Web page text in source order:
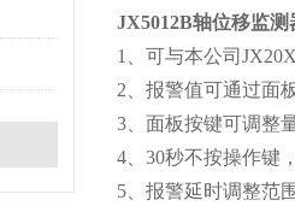
JX5012B轴位移监测
1、可与本公司
2、报警值可通过面
3、面板按键可调整
4、30秒不按操作键
5、报警延时调整范